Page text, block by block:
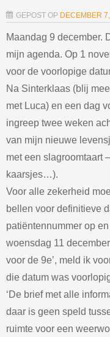
GEPOST OP DECEMBER
Maandag 9 december.
mijn agenda. Op 1
voor de voorlopige
Na Sinterklaas (blij
met Luca) en een dag
ingreep twee weken
van mijn nieuwe
met een slagroomtaart
kaarsjes…).
Voor alle zekerheid
bellen voor definitieve
patiëntennummer op
woensdag 11
voor de 9e’, meld ik
die datum was
‘De brief met alle
daar is geen speld
ruimte voor een